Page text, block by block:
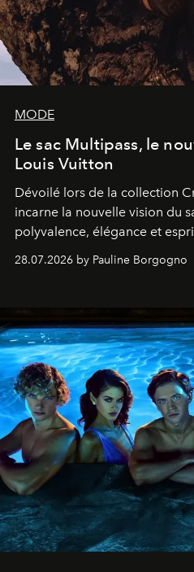
MODE
Le sac Multipass, le
Louis Vuitton
Dévoilé lors de la collection
incarne la nouvelle vision du
polyvalence, élégance et
28.07.2026 by Pauline Borgogno